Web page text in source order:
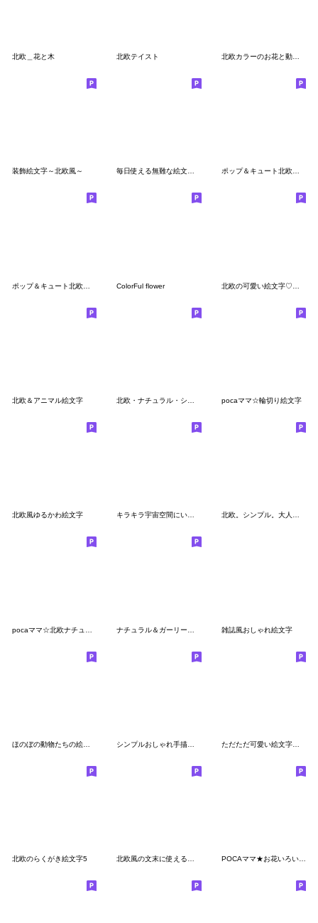
北欧＿花と木 北欧テイスト 北欧カラーのお花と動物プラスちょっと文字
装飾絵文字～北欧風～ 毎日使える無難な絵文字[北欧テイスト] ポップ＆キュート北欧風 絵文字(ver7)
ColorFul flower
北欧＆アニマル絵文字 pocaママ☆輪切り絵文字
北欧風ゆるかわ絵文字 キラキラ宇宙空間にいるような絵文字 北欧。シンプル。大人。ナチュラル。
雑誌風おしゃれ絵文字
ただただ可愛い絵文字♡pocaママ
北欧のらくがき絵文字5 北欧風の文末に使える可愛いヒュッゲ絵文字 POCAママ★お花いろいろ絵文字 2